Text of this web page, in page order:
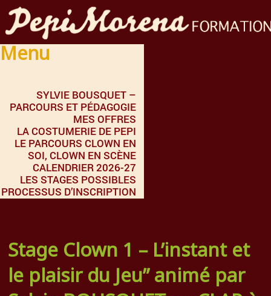
Menu
SYLVIE BOUSQUET –
PARCOURS ET PÉDAGOGIE
MES OFFRES
LA COSTUMERIE DE PEPI
LE PARCOURS CLOWN EN
SOI, CLOWN EN SCÈNE
CALENDRIER 2026-27
LES STAGES POSSIBLES
PROCESSUS D’INSCRIPTION
Stage Clown 1 – L’instant et
le plaisir du Jeu” animé par